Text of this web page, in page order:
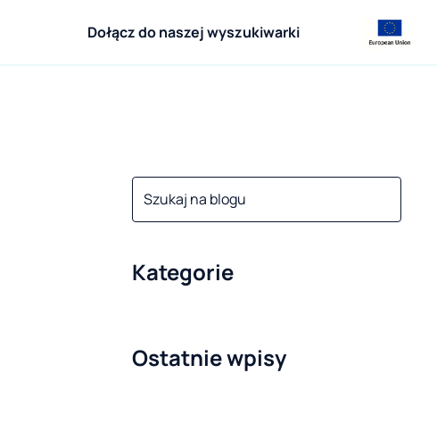
Dołącz do naszej wyszukiwarki
Kategorie
Ostatnie wpisy